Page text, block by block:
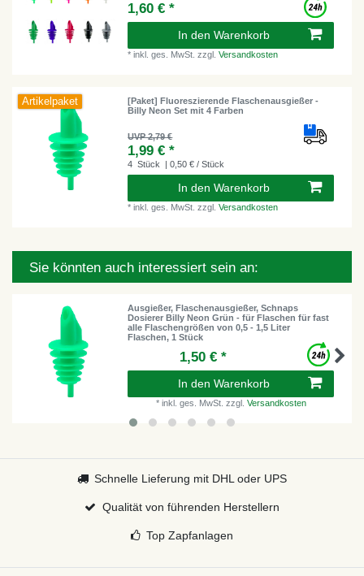
1,60 € *
In den Warenkorb
*inkl. ges. MwSt. zzgl.Versandkosten
Artikelpaket
[Paket] Fluoreszierende Flaschenausgießer -
Billy Neon Set mit 4 Farben
UVP 2,79 €
1,99 € *
4 Stück | 0,50 € / Stück
In den Warenkorb
*inkl. ges. MwSt. zzgl.Versandkosten
Sie könnten auch interessiert sein an:
Ausgießer, Flaschenausgießer, Schnaps
Dosierer Billy Neon Grün - für Flaschen für fast
alle Flaschengrößen von 0,5 - 1,5 Liter
Flaschen, 1 Stück
1,50 € *
In den Warenkorb
* inkl. ges. MwSt. zzgl. Versandkosten
Schnelle Lieferung mit DHL oder UPS
Qualität von führenden Herstellern
Top Zapfanlagen